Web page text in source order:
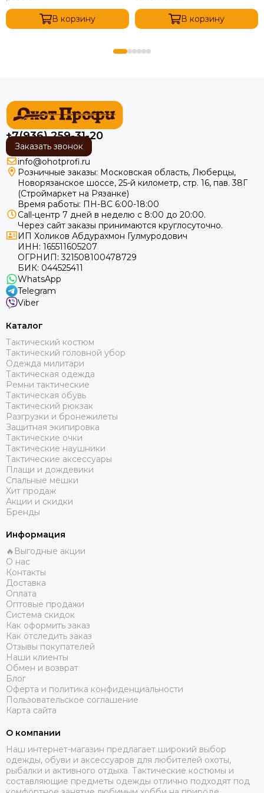
В корзину В корзину
+7(936) 259-31-20
Заказать звонок
info@ohotprofi.ru
Розничные заказы: Московская область, Люберцы,
Новорязанское шоссе, 25-й километр, стр. 16, пав. 38Г
(Строймаркет на Рязанке)
Время работы: ПН-ВС 6:00-18:00
Call-центр 7 дней в неделю с 8:00 до 20:00.
Через сайт заказы принимаются круглосуточно.
ИП Холиков Абдурахмон Гулмуродович
ИНН: 165511605207
ОГРНИП: 321508100478729
БИК: 044525411
WhatsApp
Telegram
Viber
Каталог
Тактический костюм
Тактический головной убор
Одежда милитари
Тактическая одежда
Ремни тактические
Тактическая обувь
Тактический рюкзак
Разгрузки и бронежилеты
Защитная экипировка
Тактические очки
Тактические наушники
Тактические аксессуары
Плащи и дождевики
Спальные мешки
Хит продаж
Акции и скидки
Бренды
Информация
🔥Выгодные акции
О нас
Контакты
Доставка
Оплата
Оптовые продажи
Система скидок
Как оформить заказ
Как отследить заказ
Отзывы покупателей
Наши клиенты
Обмен и возврат
Блог
Оферта и политика конфиденциальности
Пользовательское соглашение
Карта сайта
О компании
Наш интернет-магазин предлагает широкий выбор
одежды, обуви и аксессуаров для любителей охоты,
рыбалки и активного отдыха. Тактические костюмы и
составляющие предметы одежды отлично подходят под